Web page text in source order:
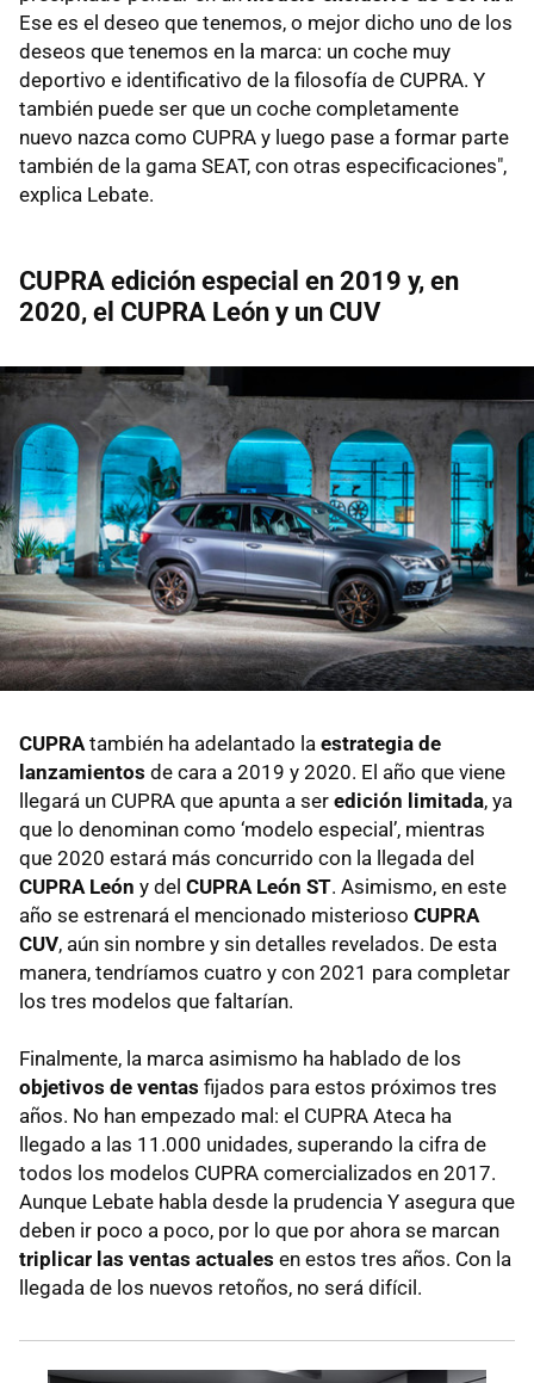
Ese es el deseo que tenemos, o mejor dicho uno de los
deseos que tenemos en la marca: un coche muy
deportivo e identificativo de la filosofía de CUPRA. Y
también puede ser que un coche completamente
nuevo nazca como CUPRA y luego pase a formar parte
también de la gama SEAT, con otras especificaciones",
explica Lebate.
CUPRA edición especial en 2019 y, en
2020, el CUPRA León y un CUV
CUPRAtambién ha adelantado la estrategia de
lanzamientos de cara a 2019 y 2020. El año que viene
llegará un CUPRA que apunta a ser edición limitada, ya
que lo denominan como ‘modelo especial’, mientras
que 2020 estará más concurrido con la llegada del
CUPRA León y del CUPRA León ST. Asimismo, en este
año se estrenará el mencionado misterioso CUPRA
CUV, aún sin nombre y sin detalles revelados. De esta
manera, tendríamos cuatro y con 2021 para completar
los tres modelos que faltarían.
Finalmente, la marca asimismo ha hablado de los
objetivos de ventas fijados para estos próximos tres
años. No han empezado mal: el CUPRA Ateca ha
llegado a las 11.000 unidades, superando la cifra de
todos los modelos CUPRA comercializados en 2017.
Aunque Lebate habla desde la prudencia Y asegura que
deben ir poco a poco, por lo que por ahora se marcan
triplicar las ventas actuales en estos tres años. Con la
llegada de los nuevos retoños, no será difícil.